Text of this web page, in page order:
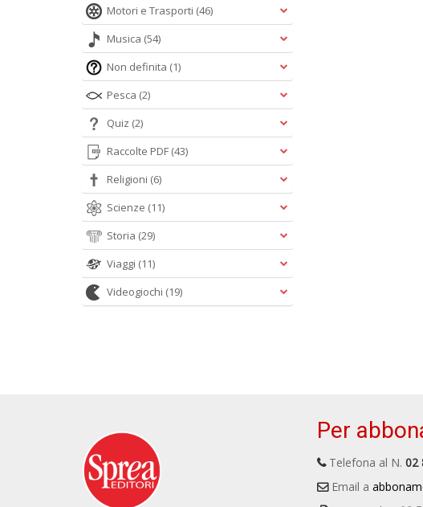
Motori e Trasporti (46)
Musica (54)
Non definita (1)
Pesca (2)
Quiz (2)
Raccolte PDF (43)
Religioni (6)
Scienze (11)
Storia (29)
Viaggi (11)
Videogiochi (19)
Per
Telefona al N. 02
Email a